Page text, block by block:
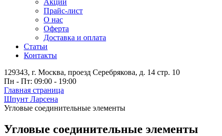
Акции
Прайс-лист
О нас
Оферта
Доставка и оплата
Статьи
Контакты
129343, г. Москва, проезд Серебрякова, д. 14 стр. 10
Пн - Пт: 09:00 - 19:00
Главная страница
Шпунт Ларсена
Угловые соединительные элементы
Угловые соединительные элементы